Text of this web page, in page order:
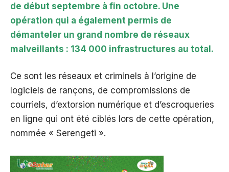
de début septembre à fin octobre. Une
opération qui a également permis de
démanteler un grand nombre de réseaux
malveillants : 134 000 infrastructures au total.
Ce sont les réseaux et criminels à l’origine de
logiciels de rançons, de compromissions de
courriels, d’extorsion numérique et d’escroqueries
en ligne qui ont été ciblés lors de cette opération,
nommée « Serengeti ».